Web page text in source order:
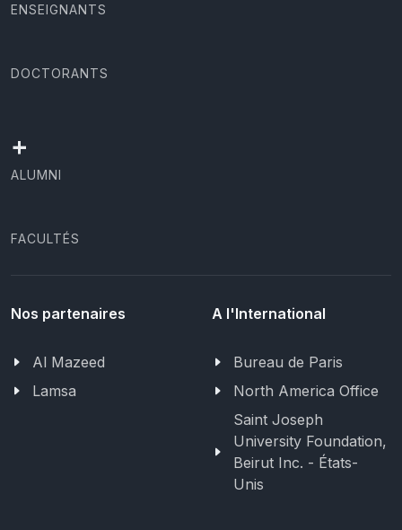
ENSEIGNANTS
DOCTORANTS
+
ALUMNI
FACULTÉS
Nos partenaires
Al Mazeed
Lamsa
A l'International
Bureau de Paris
North America Office
Saint Joseph
University Foundation,
Beirut Inc. - États-
Unis